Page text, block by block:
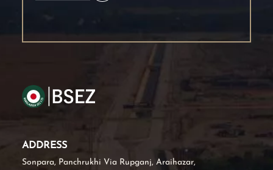
ADDRESS
Sonpara, Panchrukhi Via Rupganj, Araihazar,